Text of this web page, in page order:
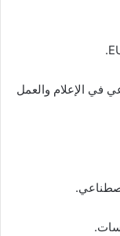
في الإعلام والعمل